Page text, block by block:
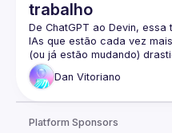
quem quer entender o
trabalho
De ChatGPT ao Devin,
IAs que estão cada vez
(ou já estão mudando)
profissões nos próximos
jornalista, do profissional de
Dan Vitoriano
Platform Sponsors